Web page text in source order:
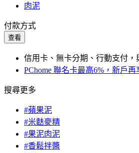
肉泥
付款方式
查看
信用卡、無卡分期、行動支付，
PChome 聯名卡最高6%，新戶再
搜尋更多
#蘋果泥
#米麩麥精
#果泥肉泥
#香鬆拌醬